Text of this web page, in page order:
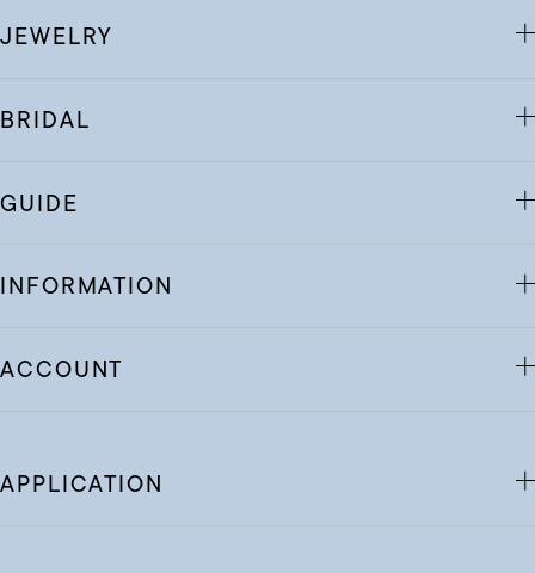
JEWELRY
BRIDAL
GUIDE
INFORMATION
ACCOUNT
APPLICATION